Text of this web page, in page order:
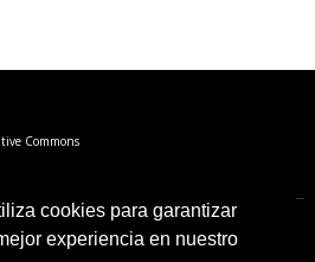
cookies para garantizar
experiencia en nuestro
Commons
2020 Irrupción Filosófica Víctor Salmerón